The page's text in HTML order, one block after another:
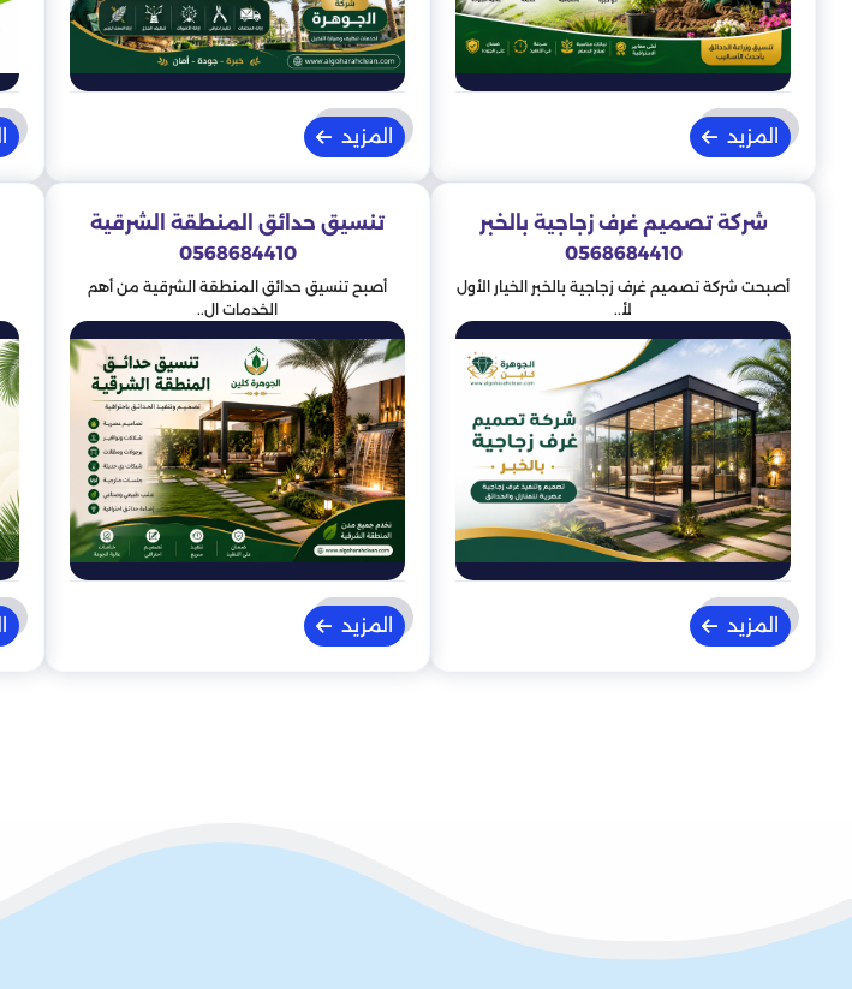
المزيد المزيد
شركة تصميم غرف زجاجية بالخبر
0568684410
أصبحت شركة تصميم غرف زجاجية بالخبر الخيار الأول
لأ..
المزيد
تنسيق حدائق المنطقة الشرقية
0568684410
أصبح تنسيق حدائق المنطقة الشرقية من أهم
الخدمات ال..
المزيد